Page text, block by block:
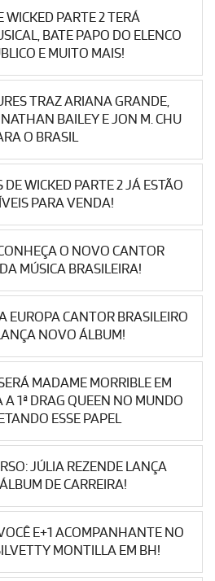
WICKED PARTE 2 TERÁ
BATE PAPO DO ELENCO
E MUITO MAIS!
TRAZ ARIANA GRANDE,
BAILEY E JON M. CHU
O BRASIL
DE WICKED PARTE 2 JÁ ESTÃO
PARA VENDA!
O NOVO CANTOR
MÚSICA BRASILEIRA!
EUROPA CANTOR BRASILEIRO
NOVO ÁLBUM!
MADAME MORRIBLE EM
A 1ª DRAG QUEEN NO MUNDO
ESSE PAPEL
JÚLIA REZENDE LANÇA
DE CARREIRA!
E+1 ACOMPANHANTE NO
MONTILLA EM BH!